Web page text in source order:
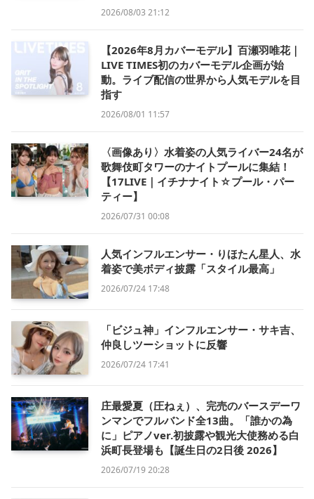
2026/08/03 21:12
【2026年8月カバーモデル】百瀬羽唯花｜
LIVE TIMES初のカバーモデル企画が始
動。ライブ配信の世界から人気モデルを目
指す
2026/08/01 11:57
〈画像あり〉水着姿の人気ライバー24名が
歌舞伎町タワーのナイトプールに集結！
【17LIVE｜イチナナイト☆プール・パー
ティー】
2026/07/31 00:08
人気インフルエンサー・りほたん星人、水
着姿で美ボディ披露「スタイル最高」
2026/07/24 17:48
「ビジュ神」インフルエンサー・サキ吉、
仲良しツーショットに反響
2026/07/24 17:41
庄最愛夏（圧ねぇ）、完売のバースデーワ
ンマンでフルバンド全13曲。「誰かの為
に」ピアノver.初披露や観光大使務める白
浜町長登場も【誕生日の2日後 2026】
2026/07/19 20:28